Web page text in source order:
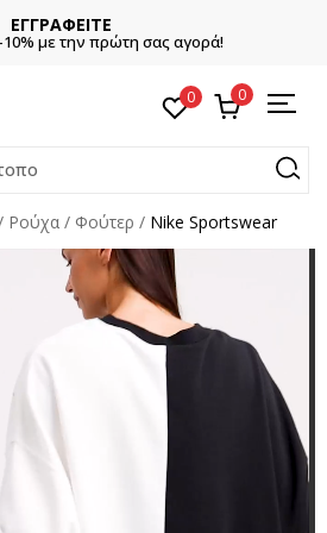
ΕΓΓΡΑΦΕΙΤΕ
10% με την πρώτη σας αγορά!
0 0
Ρούχα Φούτερ Nike Sportswear